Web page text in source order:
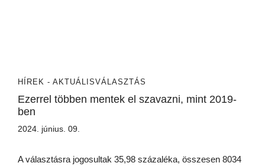
HÍREK - AKTUÁLISVÁLASZTÁS
Ezerrel többen mentek el szavazni, mint 2019-
ben
2024. június. 09.
A választásra jogosultak 35,98 százaléka, összesen 8034